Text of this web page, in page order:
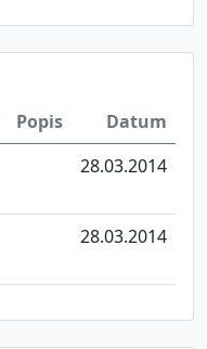
Popis
Datum
28.03.2014
28.03.2014